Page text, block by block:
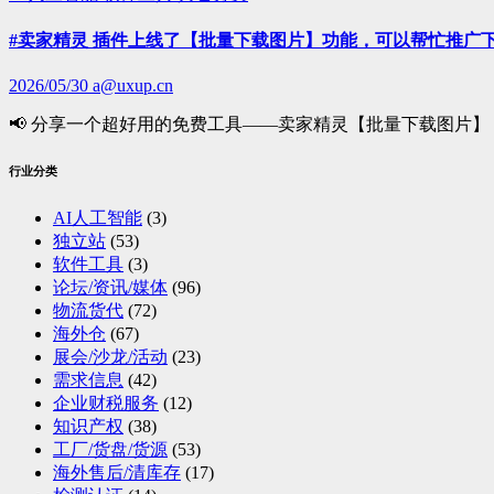
#卖家精灵 插件上线了【批量下载图片】功能，可以帮忙推广
2026/05/30 a@uxup.cn
📢 分享一个超好用的免费工具——卖家精灵【批量下载图片
行业分类
AI人工智能 (3)
独立站 (53)
软件工具 (3)
论坛/资讯/媒体 (96)
物流货代 (72)
海外仓 (67)
展会/沙龙/活动 (23)
需求信息 (42)
企业财税服务 (12)
知识产权 (38)
工厂/货盘/货源 (53)
海外售后/清库存 (17)